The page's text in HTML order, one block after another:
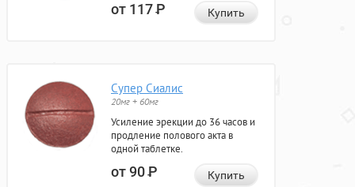
от 117Р Купить
Супер Сиалис
20мг + 60мг
Усиление эрекции до 36 часов и
продление полового акта в
одной таблетке.
от 90Р Купить